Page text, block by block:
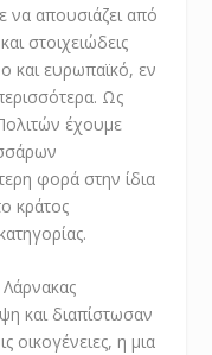
να απουσιάζει από
στοιχειώδεις
και ευρωπαϊκό, εν
Ως
έχουμε
φορά στην ίδια
κράτος
Λάρνακας
και διαπίστωσαν
οικογένειες, η μια